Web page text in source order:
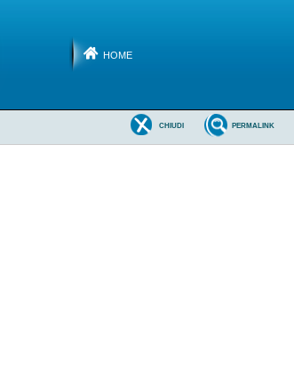
HOME
PERMALINK
CHIUDI